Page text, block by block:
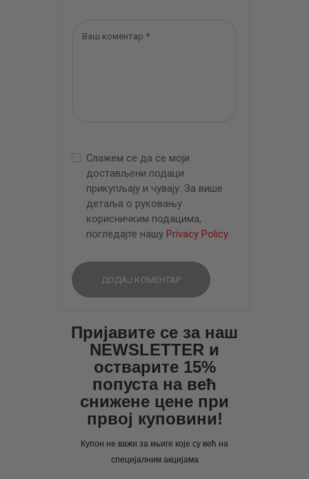
Слажем се да се моји
достављени подаци
прикупљају и чувају. За више
детаља о руковању
корисничким подацима,
погледајте нашу Privacy Policy.
Пријавите се за наш
NEWSLETTER и
остварите 15%
попуста на већ
снижене цене при
првој куповини!
Купон не важи за књиге које су већ на
специјалним акцијама